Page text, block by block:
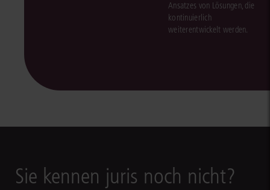
Ansatzes von Lösungen, die
kontinuierlich
weiterentwickelt werden.
Sie kennen juris noch nicht?